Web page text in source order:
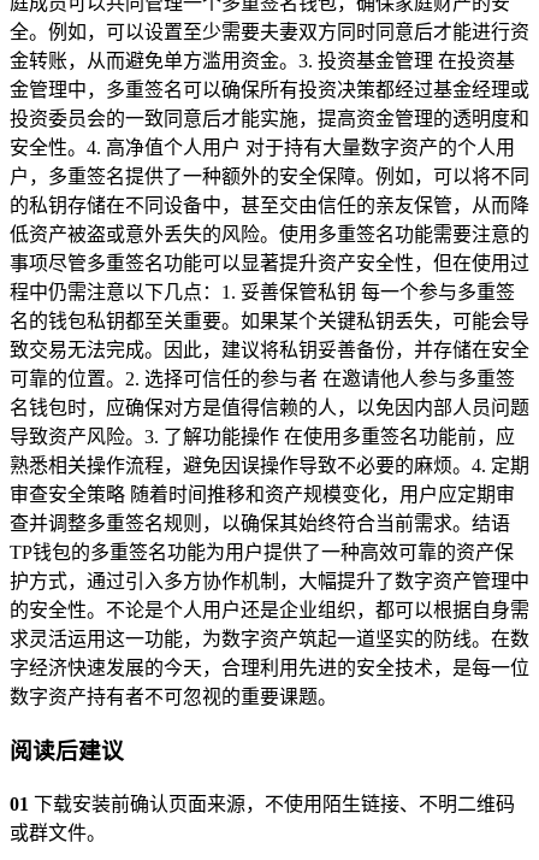
全。例如，可以设置至少需要夫妻双方同时同意后才能进行资
金转账，从而避免单方滥用资金。3. 投资基金管理 在投资基
金管理中，多重签名可以确保所有投资决策都经过基金经理或
投资委员会的一致同意后才能实施，提高资金管理的透明度和
安全性。4. 高净值个人用户 对于持有大量数字资产的个人用
户，多重签名提供了一种额外的安全保障。例如，可以将不同
的私钥存储在不同设备中，甚至交由信任的亲友保管，从而降
低资产被盗或意外丢失的风险。使用多重签名功能需要注意的
事项尽管多重签名功能可以显著提升资产安全性，但在使用过
程中仍需注意以下几点：1. 妥善保管私钥 每一个参与多重签
名的钱包私钥都至关重要。如果某个关键私钥丢失，可能会导
致交易无法完成。因此，建议将私钥妥善备份，并存储在安全
可靠的位置。2. 选择可信任的参与者 在邀请他人参与多重签
名钱包时，应确保对方是值得信赖的人，以免因内部人员问题
导致资产风险。3. 了解功能操作 在使用多重签名功能前，应
熟悉相关操作流程，避免因误操作导致不必要的麻烦。4. 定期
审查安全策略 随着时间推移和资产规模变化，用户应定期审
查并调整多重签名规则，以确保其始终符合当前需求。结语
TP钱包的多重签名功能为用户提供了一种高效可靠的资产保
护方式，通过引入多方协作机制，大幅提升了数字资产管理中
的安全性。不论是个人用户还是企业组织，都可以根据自身需
求灵活运用这一功能，为数字资产筑起一道坚实的防线。在数
字经济快速发展的今天，合理利用先进的安全技术，是每一位
数字资产持有者不可忽视的重要课题。
阅读后建议
01 下载安装前确认页面来源，不使用陌生链接、不明二维码
或群文件。